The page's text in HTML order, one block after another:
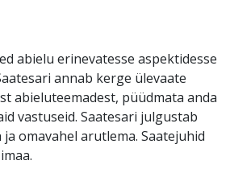
abielu erinevatesse aspektidesse
annab kerge ülevaate
abieluteemadest, püüdmata anda
vastuseid. Saatesari julgustab
omavahel arutlema. Saatejuhid